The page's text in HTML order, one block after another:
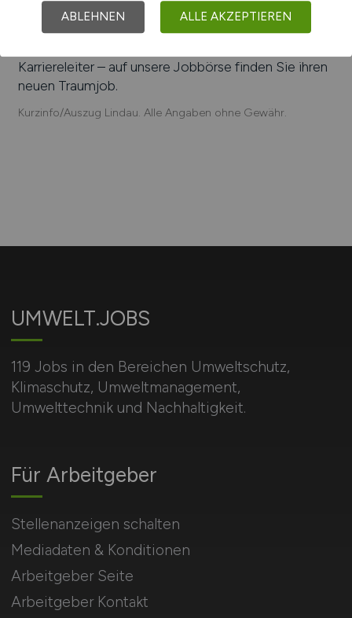
Karriereperspektiven in Lindau .
Karriereleiter – auf unsere Jobbörse finden Sie ihren
neuen Traumjob.
Kurzinfo/Auszug Lindau. Alle Angaben ohne Gewähr.
UMWELT.JOBS
119 Jobs in den Bereichen Umweltschutz,
Klimaschutz, Umweltmanagement,
Umwelttechnik und Nachhaltigkeit.
Für Arbeitgeber
Stellenanzeigen schalten
Mediadaten & Konditionen
Arbeitgeber Seite
Arbeitgeber Kontakt
ABLEHNEN ALLE AKZEPTIEREN